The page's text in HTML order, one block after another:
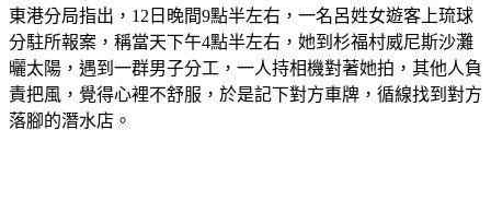
分駐所報案，稱當天下午4點半左右，她到杉福村威尼斯沙灘
曬太陽，遇到一群男子分工，一人持相機對著她拍，其他人負
責把風，覺得心裡不舒服，於是記下對方車牌，循線找到對方
落腳的潛水店。